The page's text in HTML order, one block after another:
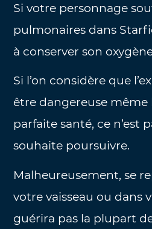
Si votre personnage
pulmonaires dans
à conserver son
Si l’on considère que
être dangereuse même
parfaite santé, ce n’est
souhaite poursuivre.
Malheureusement, se
votre vaisseau ou dans
guérira pas la plupart